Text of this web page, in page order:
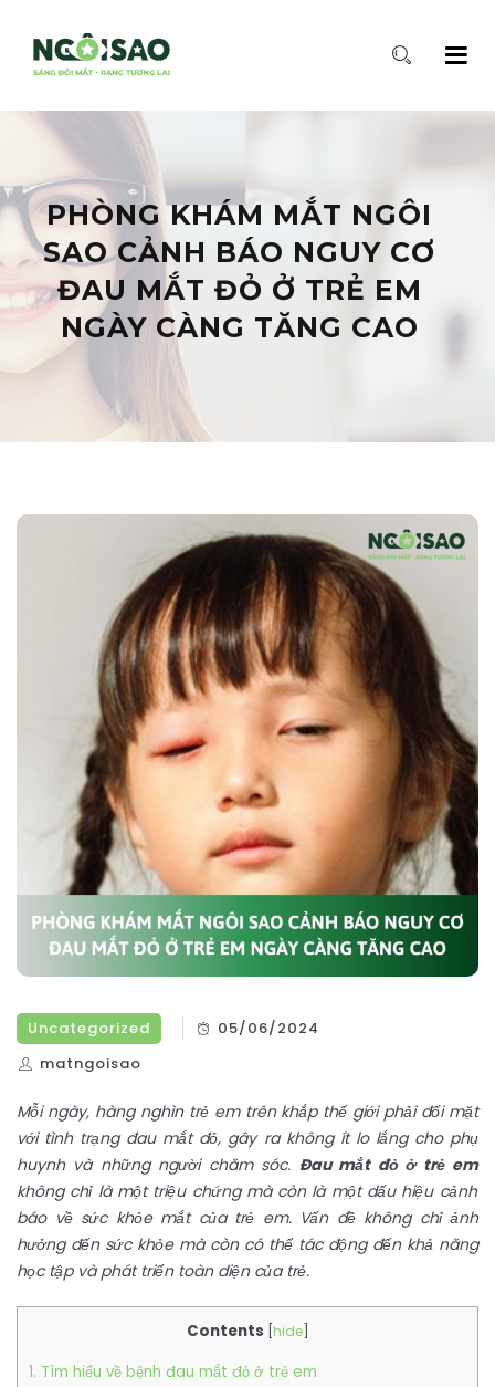
PHÒNG KHÁM MẮT NGÔI
SAO CẢNH BÁO NGUY CƠ
ĐAU MẮT ĐỎ Ở TRẺ EM
NGÀY CÀNG TĂNG CAO
Uncategorized
05/06/2024
matngoisao
Mỗi ngày, hàng nghìn trẻ em trên khắp thế giới phải đối mặt
với tình trạng đau mắt đỏ, gây ra không ít lo lắng cho phụ
huynh và những người chăm sóc. Đau mắt đỏ ở trẻ em
không chỉ là một triệu chứng mà còn là một dấu hiệu cảnh
báo về sức khỏe mắt của trẻ em. Vấn đề không chỉ ảnh
hưởng đến sức khỏe mà còn có thể tác động đến khả năng
học tập và phát triển toàn diện của trẻ.
Contents hide]
1. Tìm hiểu về bệnh đau mắt đỏ ở trẻ em